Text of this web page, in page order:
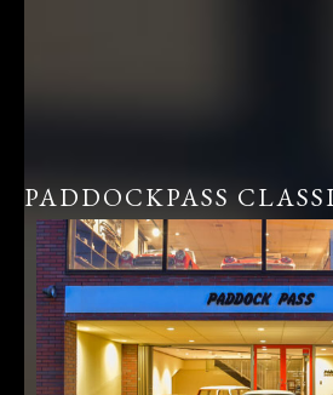
PADDOCKPASS